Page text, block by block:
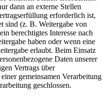
dann an externe Stellen
erforderlich ist,
sind (z. B. Weitergabe von
berechtigtes Interesse nach
haben oder wenn eine
erlaubt. Beim Einsatz
Daten unserer
Vertrags über
gemeinsamen Verarbeitung
geschlossen.